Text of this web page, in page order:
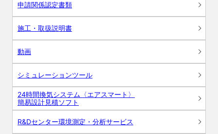
申請関係認定書類
施工・取扱説明書
動画
シミュレーションツール
24時間換気システム〈エアスマート〉
簡易設計見積ソフト
R&Dセンター環境測定・分析サービス